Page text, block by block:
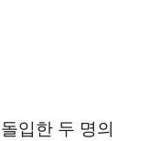
입한 두 명의